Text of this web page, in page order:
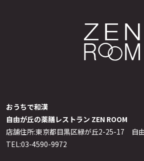
おうちで和漢
自由が丘の薬膳レストラン ZEN ROOM
店舗住所:東京都目黒区緑が丘2-25-17 自
TEL:03-4590-9972